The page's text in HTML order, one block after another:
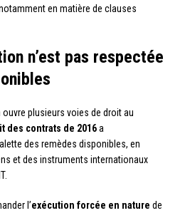
en matière de clauses
n’est pas respectée
ouvre plusieurs voies de droit au
des contrats de 2016a
des remèdes disponibles, en
et des instruments internationaux
l’exécution forcée en nature de